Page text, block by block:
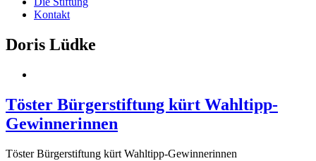
Kontakt
Doris Lüdke
Töster Bürgerstiftung kürt Wahltipp-
Gewinnerinnen
Töster Bürgerstiftung kürt Wahltipp-Gewinnerinnen